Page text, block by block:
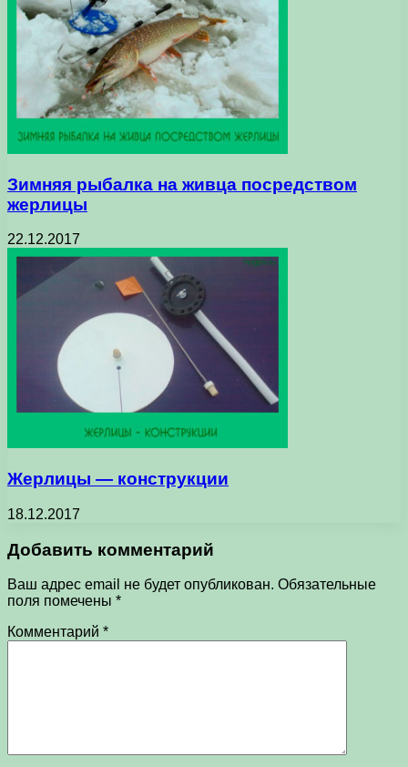
Зимняя рыбалка на живца посредством
жерлицы
22.12.2017
Жерлицы — конструкции
18.12.2017
Добавить комментарий
Ваш адрес email не будет опубликован. Обязательные
поля помечены *
Комментарий *